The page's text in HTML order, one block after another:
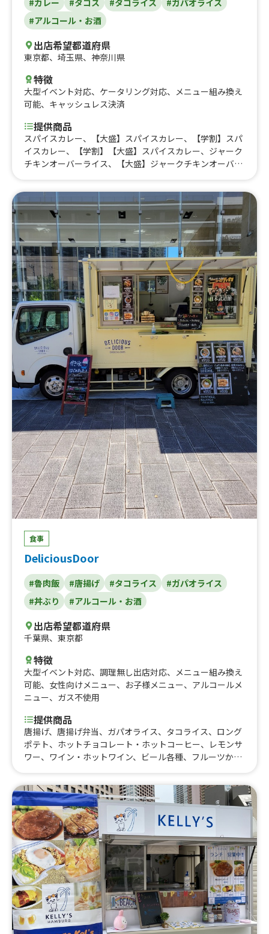
#アルコール・お酒
出店希望都道府県
東京都、 埼玉県、 神奈川県
特徴
大型イベント対応、 ケータリング対応、
メニュー組み換え
可能、 キャッシュレス決済
提供商品
スパイスカレー、【大盛】スパイスカレー、【学割】スパ
イスカレー、【学割】【大盛】スパイスカレー、ジャーク
チキンオーバーライス、【大盛】ジャークチキンオーバー
ライス、【学割】タコライス、【学割】【大盛】タコライ
ス、ガパオライス、【大盛】ガパオライス、【学割】ガパ
オライス、【学割】【大盛】ガパオライス、ルーローハ
ン、【大盛】ルーローハン、【学割】ルーローハン、【学
割】【大盛】ルーローハン、ハーフ＆ハーフ、【大盛】ハ
ーフ＆ハーフ、【学割】ハーフ＆ハーフ、【学割】【大
盛】ハーフ&ハーフ、タコス、ビール、ジャークチキン、
フライドポテト、唐揚げ(6個入り)、焼きそば、フランクフ
ルト
食事
DeliciousDoor
#魯肉飯 #唐揚げ #タコライス
#ガパオライス
#丼ぶり
#アルコール・お酒
出店希望都道府県
千葉県、 東京都
特徴
大型イベント対応、 調理無し出店対応、 メニュー組み換え
可能、 女性向けメニュー、 お子様メニュー、 アルコールメ
ニュー、 ガス不使用
提供商品
唐揚げ、唐揚げ弁当、ガパオライス、タコライス、ロング
ポテト、ホットチョコレート・ホットコーヒー、レモンサ
ワー、ワイン・ホットワイン、ビール各種、フルーツかき